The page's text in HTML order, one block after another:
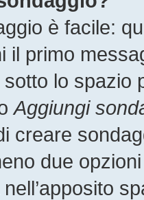
è facile:
il primo
lo spazio
Aggiungi
creare
due